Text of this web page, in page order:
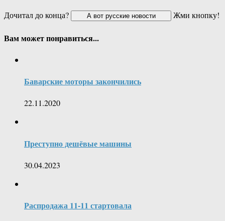
Дочитал до конца?
Жми кнопку!
Вам может понравиться...
Баварские моторы закончились
22.11.2020
Преступно дешёвые машины
30.04.2023
Распродажа 11-11 стартовала